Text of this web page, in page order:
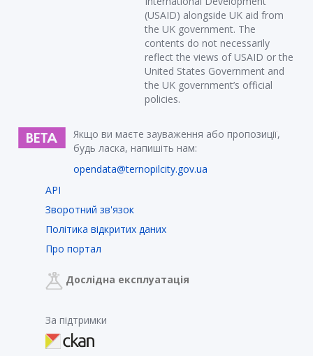
(USAID) alongside UK aid from
the UK government. The
contents do not necessarily
reflect the views of USAID or the
United States Government and
the UK government’s official
policies.
Якщо ви маєте зауваження або пропозиції,
будь ласка, напишіть нам:
opendata@ternopilcity.gov.ua
API
Зворотний зв'язок
Політика відкритих даних
Про портал
Дослідна експлуатація
За підтримки